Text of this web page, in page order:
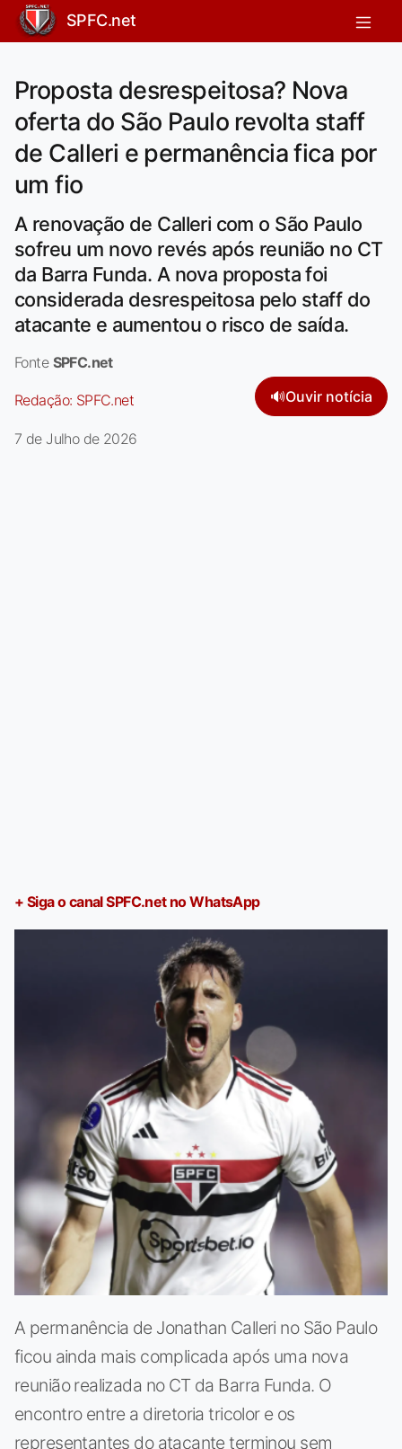
SPFC.net
Proposta desrespeitosa? Nova
oferta do São Paulo revolta staff
de Calleri e permanência fica por
um fio
A renovação de Calleri com o São Paulo
sofreu um novo revés após reunião no CT
da Barra Funda. A nova proposta foi
considerada desrespeitosa pelo staff do
atacante e aumentou o risco de saída.
Fonte SPFC.net
Redação: SPFC.net 🔊Ouvir notícia
7 de Julho de 2026
+ Siga o canal SPFC.net no WhatsApp
A permanência de Jonathan Calleri no São Paulo
ficou ainda mais complicada após uma nova
reunião realizada no CT da Barra Funda. O
encontro entre a diretoria tricolor e os
representantes do atacante terminou sem